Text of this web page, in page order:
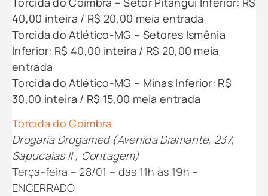
40,00 inteira / R$ 20,00 meia entrada
Torcida do Atlético-MG – Setores Ismênia
Inferior: R$ 40,00 inteira / R$ 20,00 meia
entrada
Torcida do Atlético-MG – Minas Inferior: R$
30,00 inteira / R$ 15,00 meia entrada
Torcida do Coimbra
Drogaria Drogamed (Avenida Diamante, 237,
Sapucaias II , Contagem)
Terça-feira – 28/01 – das 11h às 19h –
ENCERRADO